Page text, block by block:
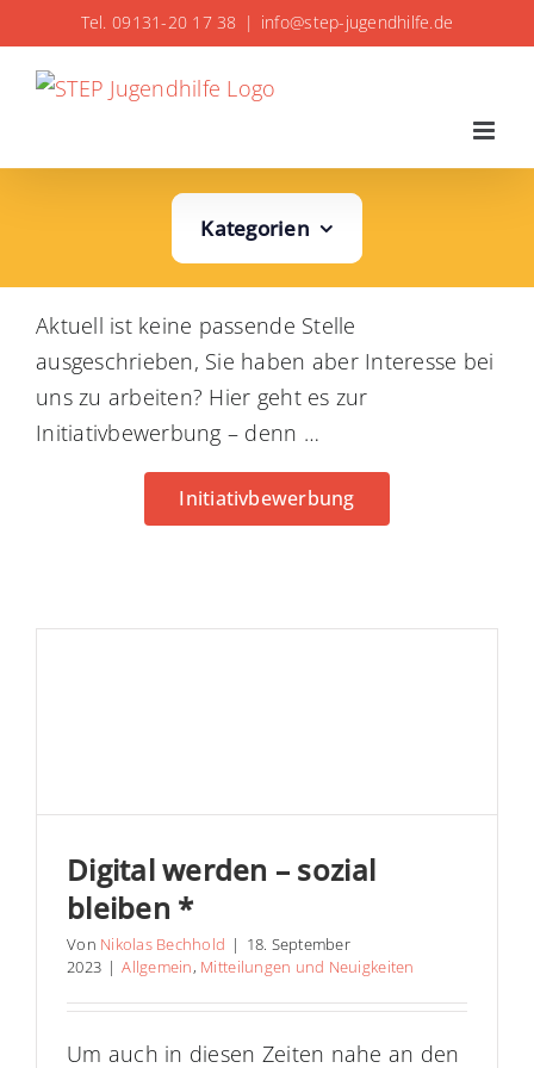
Inhalt
springen
Tel. 09131-20 17 38 | info@step-jugendhilfe.de
Kategorien
Aktuell ist keine passende Stelle
ausgeschrieben, Sie haben aber Interesse bei
uns zu arbeiten? Hier geht es zur
Initiativbewerbung – denn …
Initiativbewerbung
Digital werden – sozial
bleiben *
Von Nikolas Bechhold | 18. September
2023 | Allgemein, Mitteilungen und Neuigkeiten
Um auch in diesen Zeiten nahe an den